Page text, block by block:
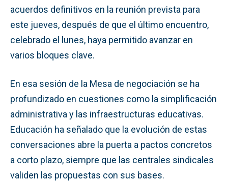
acuerdos definitivos en la reunión prevista para
este jueves, después de que el último encuentro,
celebrado el lunes, haya permitido avanzar en
varios bloques clave.
En esa sesión de la Mesa de negociación se ha
profundizado en cuestiones como la simplificación
administrativa y las infraestructuras educativas.
Educación ha señalado que la evolución de estas
conversaciones abre la puerta a pactos concretos
a corto plazo, siempre que las centrales sindicales
validen las propuestas con sus bases.